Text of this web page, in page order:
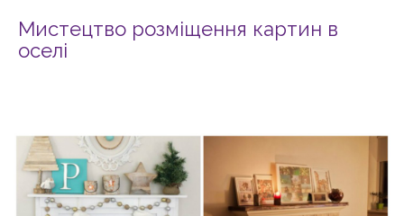
Мистецтво розміщення картин в
оселі